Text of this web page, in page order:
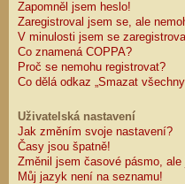
Zapomněl jsem heslo!
Zaregistroval jsem se, ale
V minulosti jsem se
Co znamená COPPA?
Proč se nemohu registrovat?
Co dělá odkaz „Smazat
Uživatelská nastavení
Jak změním svoje nastavení?
Časy jsou špatně!
Změnil jsem časové pásmo,
Můj jazyk není na seznamu!